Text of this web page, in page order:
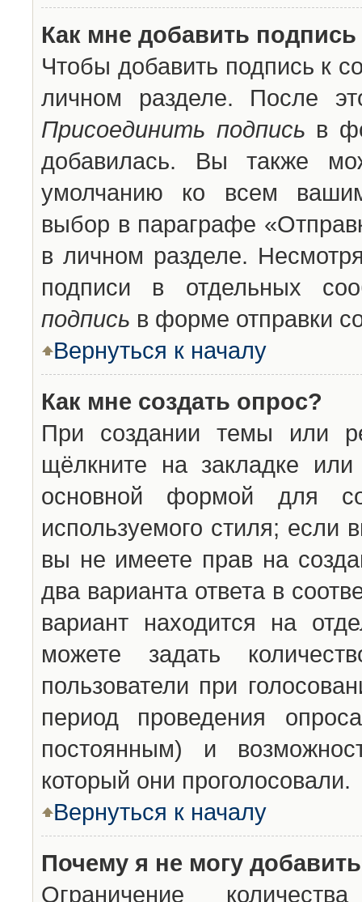
Как мне добавить
Чтобы добавить подпись к
личном разделе. После
Присоединить подпись в
добавилась. Вы также
умолчанию ко всем
выбор в параграфе
в личном разделе.
подписи в отдельных
подпись в форме отправки
Вернуться к началу
Как мне создать опрос?
При создании темы или
щёлкните на закладке
основной формой для
используемого стиля; если
вы не имеете прав на
два варианта ответа в
вариант находится на
можете задать
пользователи при
период проведения
постоянным) и
который они проголосовали.
Вернуться к началу
Почему я не могу
Ограничение